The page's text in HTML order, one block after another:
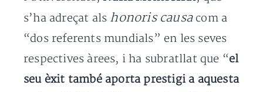
s’ha adreçat als honoris causacom a
“dos referents mundials” en les seves
respectives àrees, i ha subratllat que “el
seu èxit també aporta prestigi a aquesta